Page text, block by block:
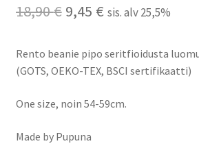
18,90€ Alkuperäinen
oli:
9,45 €Nykyinen
on:
sis. alv 25,5%
Rento beanie pipo seritfioidusta
(GOTS, OEKO-TEX, BSCI sertifikaatti)
One size, noin 54-59cm.
Made by Pupuna